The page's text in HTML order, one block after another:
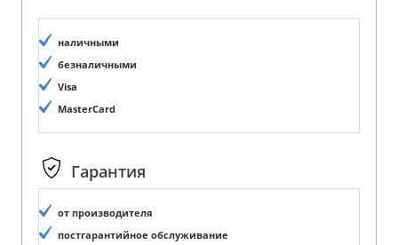
наличными
безналичными
Visa
MasterCard
Гарантия
от производителя
постгарантийное обслуживание